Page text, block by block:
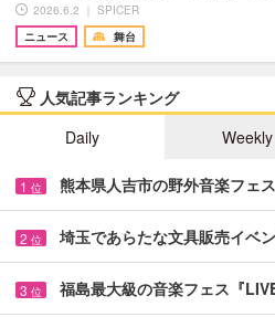
2026.6.2 ｜ SPICER
ニュース
舞台
人気記事ランキング
Daily
Weekly
1 位 熊本県人吉市の野外音楽フ
2 位 埼玉であらたな文具販売イ
3 位 福島最大級の音楽フェス『